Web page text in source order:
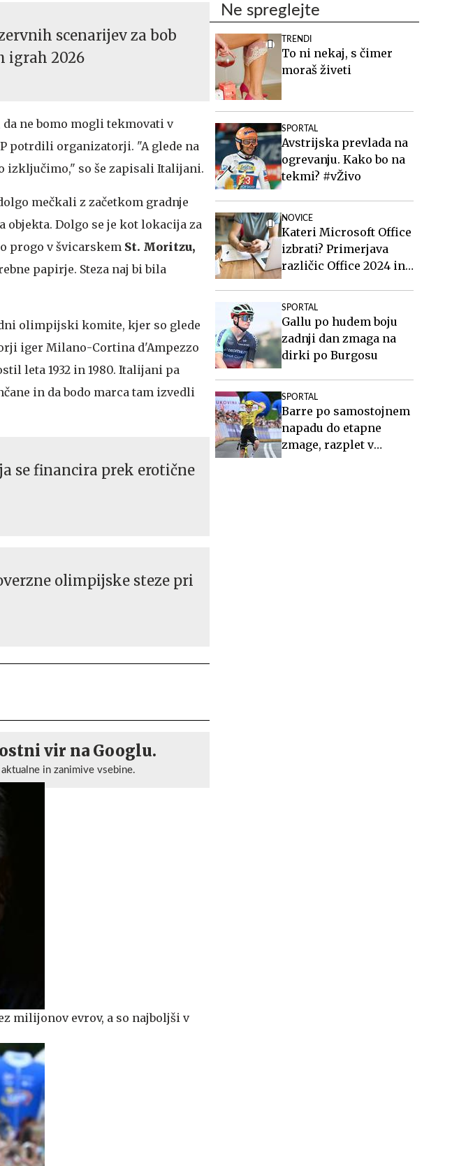
scenarijev za bob
igrah 2026
ne bomo mogli tekmovati v
potrdili organizatorji. "A glede na
izključimo," so še zapisali Italijani.
mečkali z začetkom gradnje
objekta. Dolgo se je kot lokacija za
progo v švicarskem St. Moritzu,
papirje. Steza naj bi bila
olimpijski komite, kjer so glede
iger Milano-Cortina d'Ampezzo
leta 1932 in 1980. Italijani pa
in da bodo marca tam izvedli
se financira prek erotične
olimpijske steze pri
vir na Googlu.
in zanimive vsebine.
milijonov evrov, a so najboljši v
Ne spreglejte
TRENDI
To ni nekaj, s čimer
moraš živeti
SPORTAL
Avstrijska prevlada na
ogrevanju. Kako bo na
tekmi? #vŽivo
NOVICE
Kateri Microsoft Office
izbrati? Primerjava
različic Office 2024 in
SPORTAL
Gallu po hudem boju
zadnji dan zmaga na
dirki po Burgosu
SPORTAL
Barre po samostojnem
napadu do etapne
zmage, razplet v